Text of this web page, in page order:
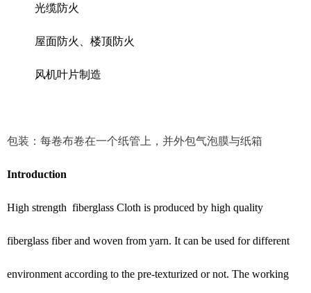
光缆防火
屋面防火、楼顶防火
风机叶片制造
包装：每卷布卷在一个纸管上，并外包气泡膜与纸箱
Introduction
High strength fiberglass Cloth is produced by high quality
fiberglass fiber and woven from yarn. It can be used for different
environment according to the pre-texturized or not. The working